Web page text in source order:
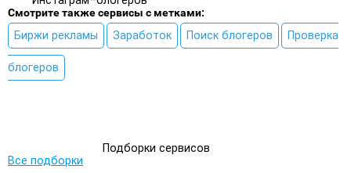
Смотрите также сервисы с метками:
Биржи рекламы
Заработок Поиск блогеров Проверка
блогеров
Подборки сервисов
Все подборки